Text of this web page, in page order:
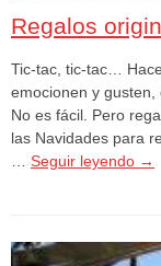
Regalos
Tic-tac, tic-tac…
emocionen y gusten,
No es fácil. Pero
las Navidades para
Seguir leyendo →